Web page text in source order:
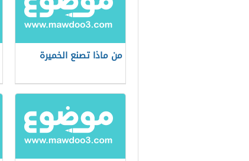
من ماذا تصنع الخميرة